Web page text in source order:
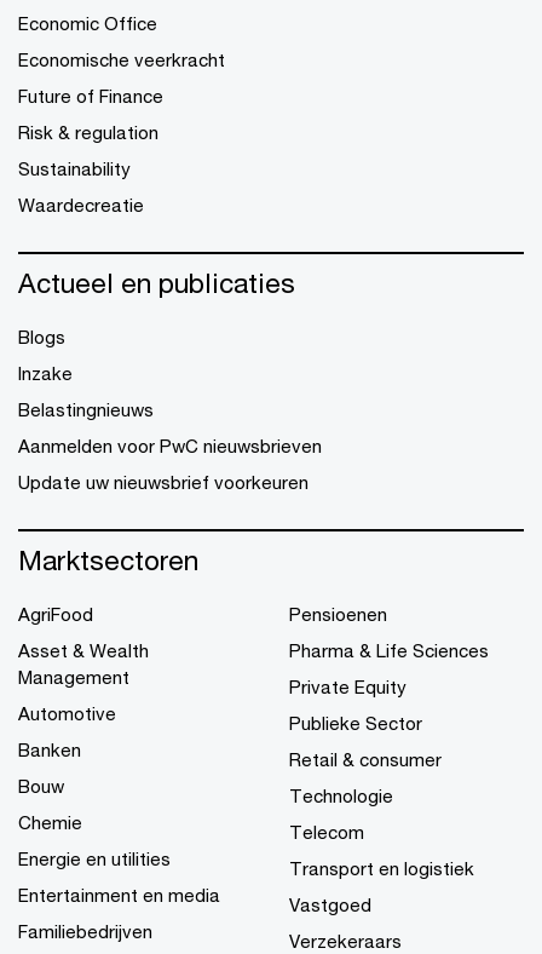
Economic Office
Economische veerkracht
Future of Finance
Risk & regulation
Sustainability
Waardecreatie
Actueel en publicaties
Blogs
Inzake
Belastingnieuws
Aanmelden voor PwC nieuwsbrieven
Update uw nieuwsbrief voorkeuren
Marktsectoren
AgriFood
Asset & Wealth
Management
Automotive
Banken
Bouw
Chemie
Energie en utilities
Entertainment en media
Familiebedrijven
Pensioenen
Pharma & Life Sciences
Private Equity
Publieke Sector
Retail & consumer
Technologie
Telecom
Transport en logistiek
Vastgoed
Verzekeraars